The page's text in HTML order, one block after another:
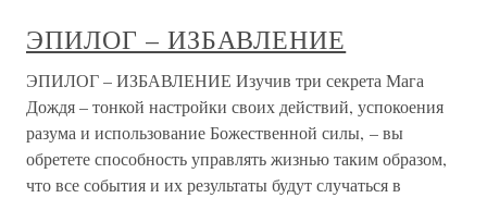
ЭПИЛОГ – ИЗБАВЛЕНИЕ
ЭПИЛОГ – ИЗБАВЛЕНИЕ Изучив три секрета Мага
Дождя – тонкой настройки своих действий, успокоения
разума и использование Божественной силы, – вы
обретете способность управлять жизнью таким образом,
что все события и их результаты будут случаться в